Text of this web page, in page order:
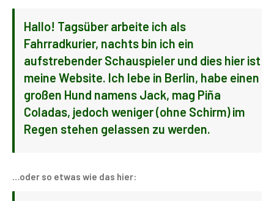
Hallo! Tagsüber arbeite ich als
Fahrradkurier, nachts bin ich ein
aufstrebender Schauspieler und dies hier ist
meine Website. Ich lebe in Berlin, habe einen
großen Hund namens Jack, mag Piña
Coladas, jedoch weniger (ohne Schirm) im
Regen stehen gelassen zu werden.
…oder so etwas wie das hier: